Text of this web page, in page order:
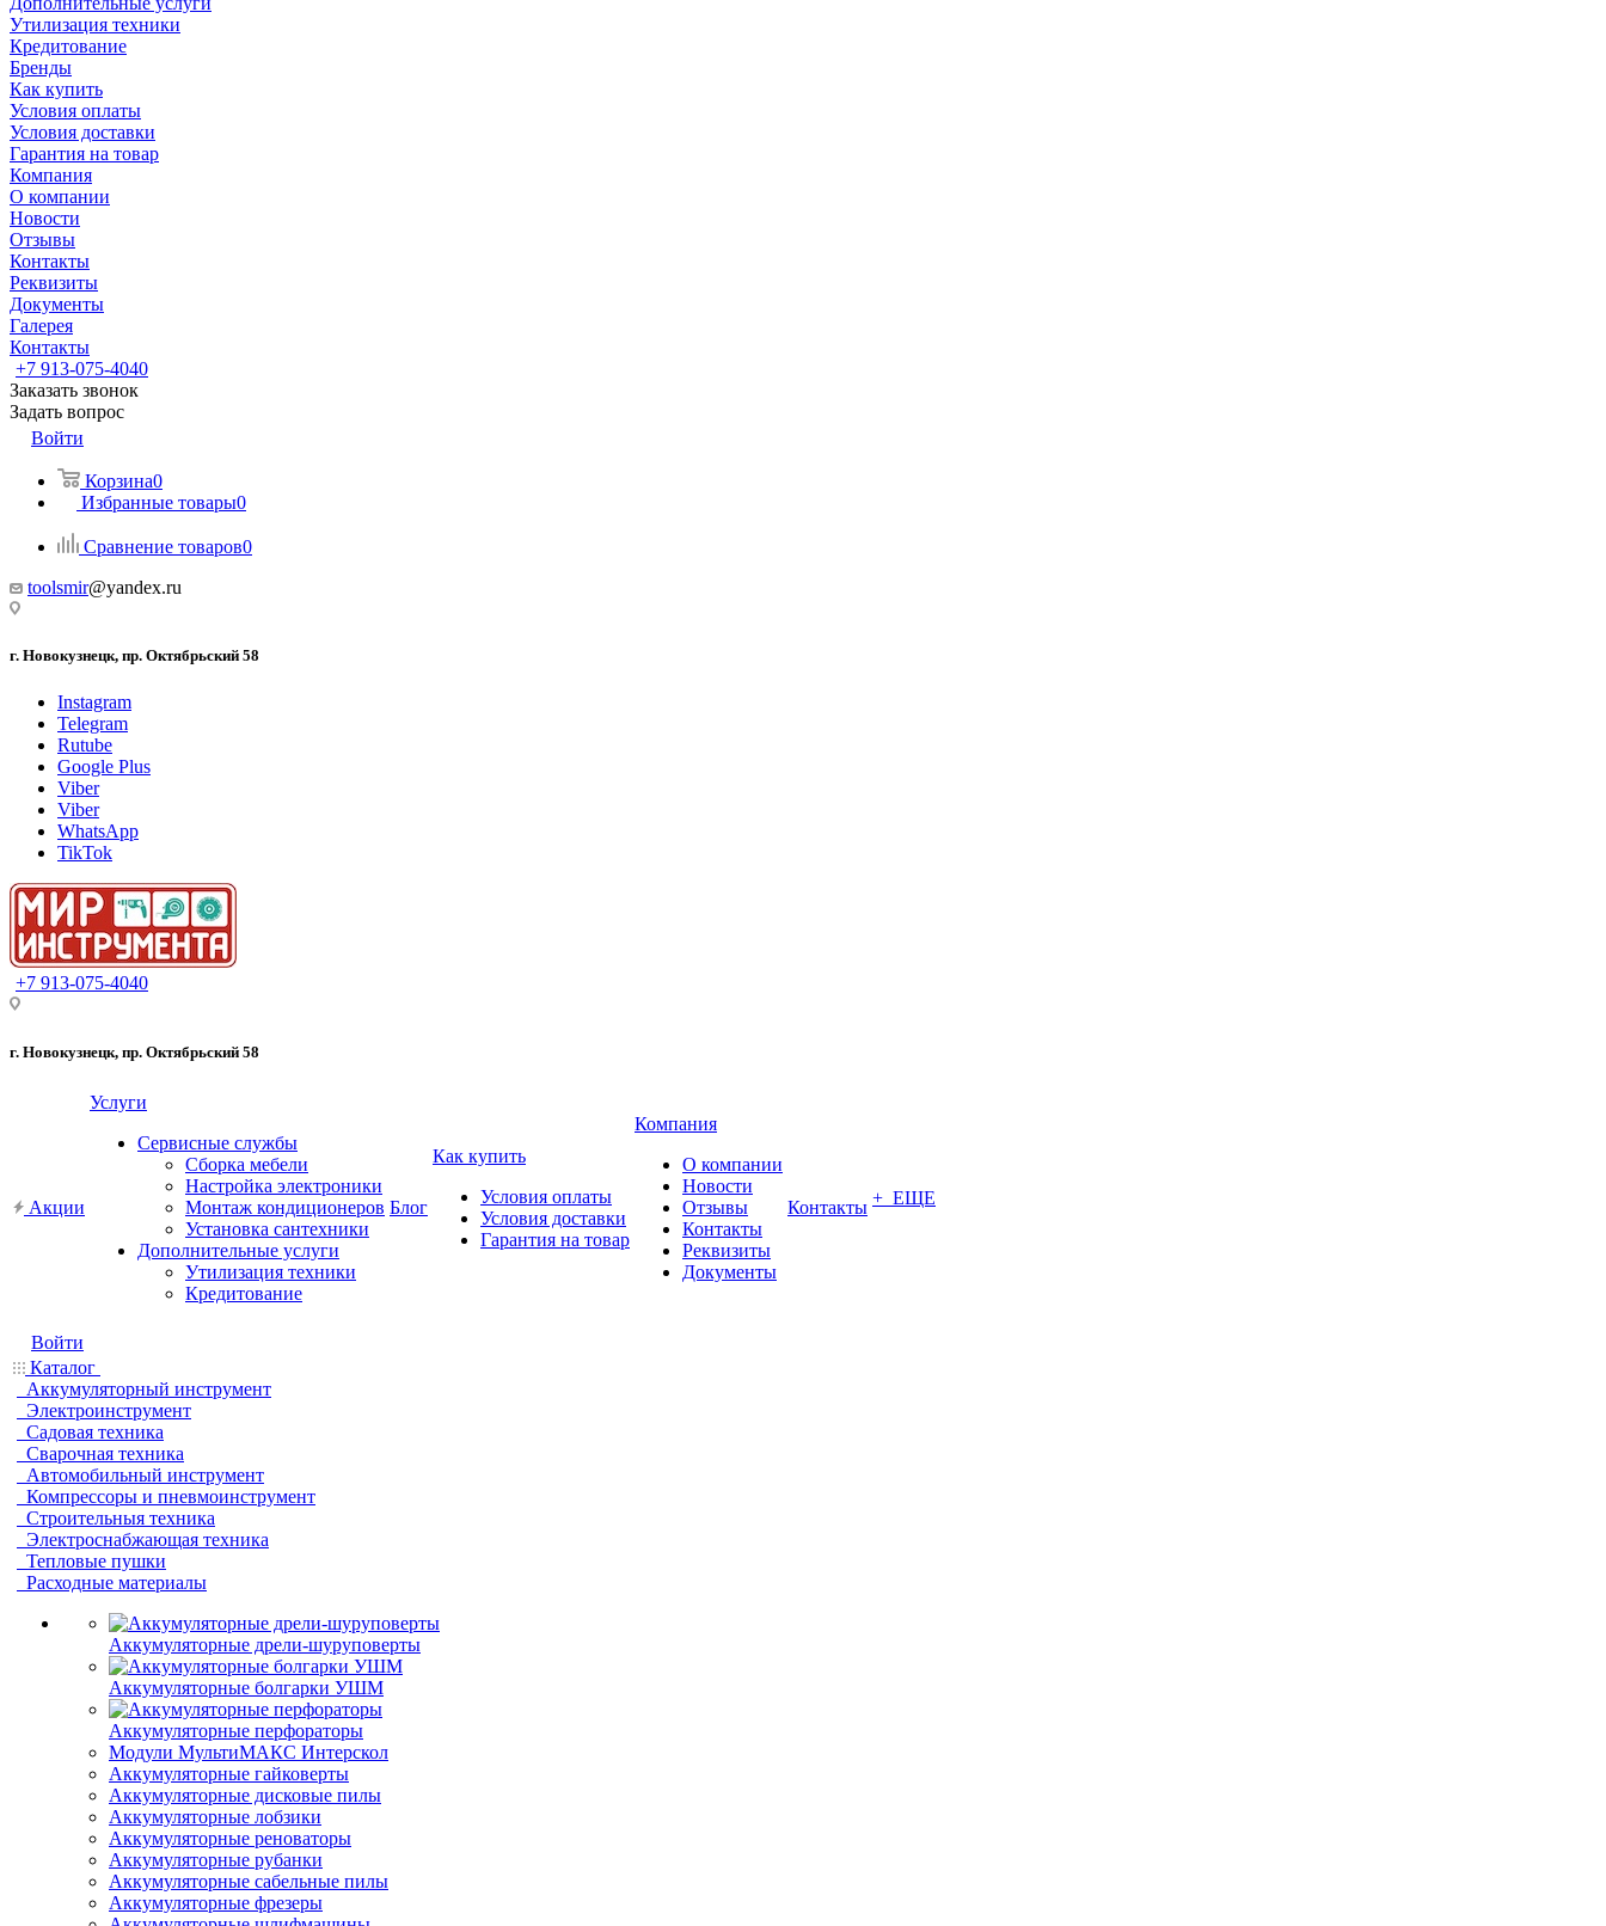
Утилизация техники
Кредитование
Бренды
Как купить
Условия оплаты
Условия доставки
Гарантия на товар
Компания
О компании
Новости
Отзывы
Контакты
Реквизиты
Документы
Галерея
Контакты
+7 913-075-4040
Заказать звонок
Задать вопрос
Войти
Корзина0
Избранные товары0
Сравнение товаров0
toolsmir@yandex.ru
г. Новокузнецк, пр. Октябрьский 58
Instagram
Telegram
Rutube
Google Plus
Viber
Viber
WhatsApp
TikTok
+7 913-075-4040
г. Новокузнецк, пр. Октябрьский 58
Акции
Услуги
Сервисные службы
Сборка мебели
Настройка электроники
Монтаж кондиционеров
Установка сантехники
Дополнительные услуги
Утилизация техники
Кредитование
Блог
Как купить
Условия оплаты
Условия доставки
Гарантия на товар
Компания
О компании
Новости
Отзывы
Контакты
Реквизиты
Документы
Контакты + ЕЩЕ
Войти
Каталог
Аккумуляторный инструмент
Электроинструмент
Садовая техника
Сварочная техника
Автомобильный инструмент
Компрессоры и пневмоинструмент
Строительныя техника
Электроснабжающая техника
Тепловые пушки
Расходные материалы
Аккумуляторные дрели-шуруповерты
Аккумуляторные болгарки УШМ
Аккумуляторные перфораторы
Модули МультиМАКС Интерскол
Аккумуляторные гайковерты
Аккумуляторные дисковые пилы
Аккумуляторные лобзики
Аккумуляторные реноваторы
Аккумуляторные рубанки
Аккумуляторные сабельные пилы
Аккумуляторные фрезеры